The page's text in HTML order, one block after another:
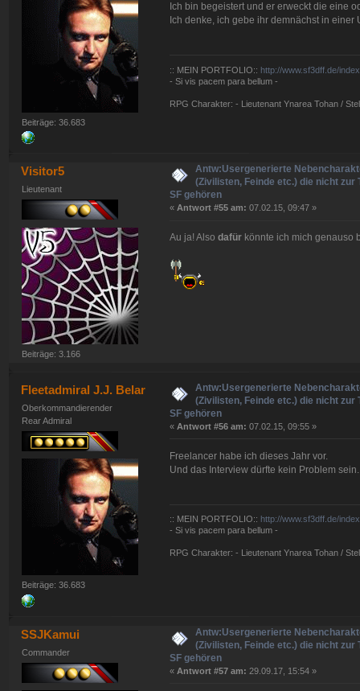
Beiträge: 36.683
Ich bin begeistert und er erweckt die eine
Ich denke, ich gebe ihr demnächst in
:: MEIN PORTFOLIO:: http://www.sf3dff.de/
- Si vis pacem para bellum -
RPG Charakter: - Lieutenant Ynarea Tohan /
Visitor5
Lieutenant
Beiträge: 3.166
Antw:Usergenerierte
(Zivilisten, Feinde etc.) die nicht zur
SF gehören
« Antwort #55 am: 07.02.15, 09:47 »
Au ja! Also dafürkönnte ich mich genauso
Fleetadmiral J.J. Belar
Oberkommandierender
Rear Admiral
Beiträge: 36.683
Antw:Usergenerierte
(Zivilisten, Feinde etc.) die nicht zur
SF gehören
« Antwort #56 am: 07.02.15, 09:55 »
Freelancer habe ich dieses Jahr vor.
Und das Interview dürfte kein Problem sein.
:: MEIN PORTFOLIO:: http://www.sf3dff.de/
- Si vis pacem para bellum -
RPG Charakter: - Lieutenant Ynarea Tohan /
SSJKamui
Commander
Antw:Usergenerierte
(Zivilisten, Feinde etc.) die nicht zur
SF gehören
« Antwort #57 am: 29.09.17, 15:54 »